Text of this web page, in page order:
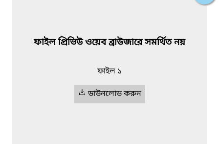
ফাইল প্রিভিউ ওয়েব ব্রাউজারে সমর্থিত নয়
ফাইল ১
ডাউনলোড করুন